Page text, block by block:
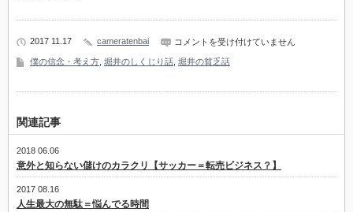
2017 11.17 cameratenbai
金
時
も
く
コメントを受け付けていません
僕の信念・考え方 堀井のしくじり話 堀井の貧乏話
関連記事
2018 06.06
意外と知らない儲けのカラクリ【サッカー＝転売ビジネス？】
2017 08.16
人生最大の無駄＝悩んでる時間